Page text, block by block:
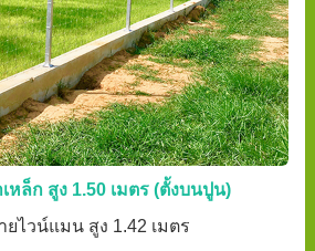
เหล็ก สูง 1.50 เมตร (ตั้งบนปูน)
ยไวน์แมน สูง 1.42 เมตร